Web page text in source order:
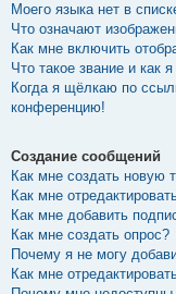
Моего языка нет в
Что означают
Как мне включить
Что такое звание и как
Когда я щёлкаю по
конференцию!
Создание сообщений
Как мне создать новую
Как мне
Как мне добавить
Как мне создать опрос?
Почему я не могу
Как мне